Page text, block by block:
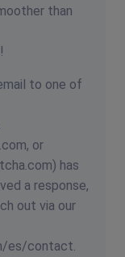
than
to one of
, or
) has
a response,
out via our
es/contact.